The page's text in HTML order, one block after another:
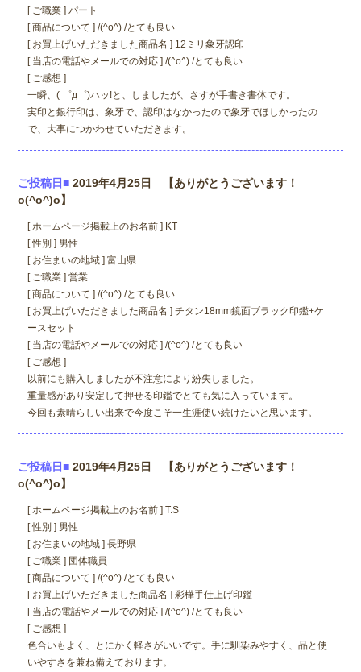
[ ご職業 ] パート
[ 商品について ] /(^o^) /とても良い
[ お買上げいただきました商品名 ] 12ミリ象牙認印
[ 当店の電話やメールでの対応 ] /(^o^) /とても良い
[ ご感想 ]
一瞬、( ゜д゜)ハッ!と、しましたが、さすが手書き書体です。
実印と銀行印は、象牙で、認印はなかったので象牙でほしかったの
で、大事につかわせていただきます。
ご投稿日■ 2019年4月25日 【ありがとうございます！
o(^o^)o】
[ ホームページ掲載上のお名前 ] KT
[ 性別 ] 男性
[ お住まいの地域 ] 富山県
[ ご職業 ] 営業
[ 商品について ] /(^o^) /とても良い
[ お買上げいただきました商品名 ] チタン18mm鏡面ブラック印鑑+ケ
ースセット
[ 当店の電話やメールでの対応 ] /(^o^) /とても良い
[ ご感想 ]
以前にも購入しましたが不注意により紛失しました。
重量感があり安定して押せる印鑑でとても気に入っています。
今回も素晴らしい出来で今度こそ一生涯使い続けたいと思います。
ご投稿日■ 2019年4月25日 【ありがとうございます！
o(^o^)o】
[ ホームページ掲載上のお名前 ] T.S
[ 性別 ] 男性
[ お住まいの地域 ] 長野県
[ ご職業 ] 団体職員
[ 商品について ] /(^o^) /とても良い
[ お買上げいただきました商品名 ] 彩樺手仕上げ印鑑
[ 当店の電話やメールでの対応 ] /(^o^) /とても良い
[ ご感想 ]
色合いもよく、とにかく軽さがいいです。手に馴染みやすく、品と使
いやすさを兼ね備えております。